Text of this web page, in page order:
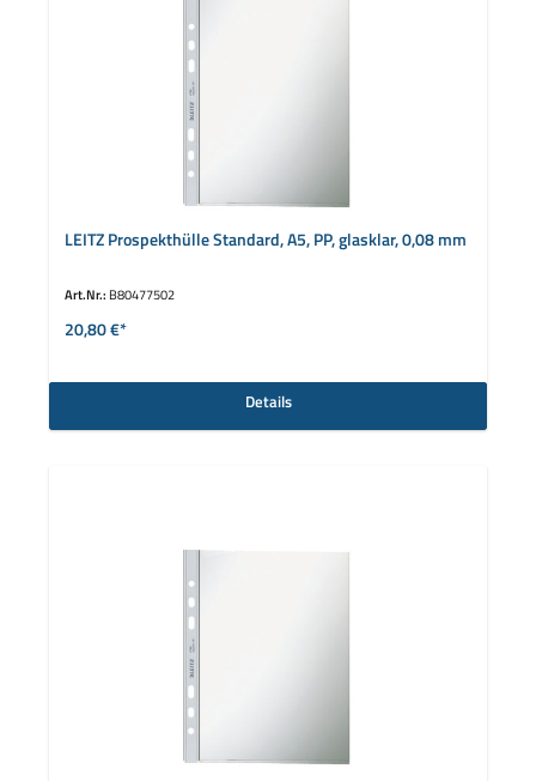
LEITZ Prospekthülle Standard, A5, PP, glasklar, 0,08 mm
Art.Nr.: B80477502
20,80 €*
Details